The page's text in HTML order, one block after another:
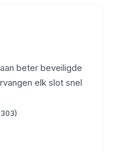
beter beveiligde
elk slot snel